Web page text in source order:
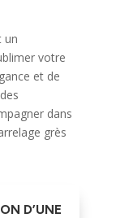
un
votre
et de
dans
grès
D’UNE